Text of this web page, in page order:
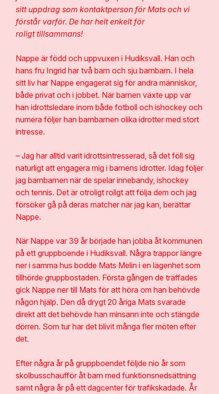
sitt uppdrag som kontaktperson för Mats och vi
förstår varför. De har helt enkelt för
roligt tillsammans!
Nappe är född och uppvuxen i Hudiksvall. Han och
hans fru Ingrid har två barn och sju barnbarn. I hela
sitt liv har Nappe engagerat sig för andra människor,
både privat och i jobbet. När barnen växte upp var
han idrottsledare inom både fotboll och ishockey och
numera följer han barnbarnen olika idrotter med stort
intresse.
– Jag har alltid varit idrottsintresserad, så det föll sig
naturligt att engagera mig i barnens idrotter. Idag följer
jag barnbarnen när de spelar innebandy, ishockey
och tennis. Det är otroligt roligt att följa dem och jag
försöker gå på deras matcher när jag kan, berättar
Nappe.
När Nappe var 39 år började han jobba åt kommunen
på ett gruppboende i Hudiksvall. Några trappor längre
ner i samma hus bodde Mats Melin i en lägenhet som
tillhörde gruppbostaden. Första gången de träffades
gick Nappe ner till Mats för att höra om han behövde
någon hjälp. Den då drygt 20 åriga Mats svarade
direkt att det behövde han minsann inte och stängde
dörren. Som tur har det blivit många fler möten efter
det.
Efter några år på gruppboendet följde nio år som
skolbusschaufför åt barn med funktionsnedsättning
samt några år på ett dagcenter för trafikskadade. År